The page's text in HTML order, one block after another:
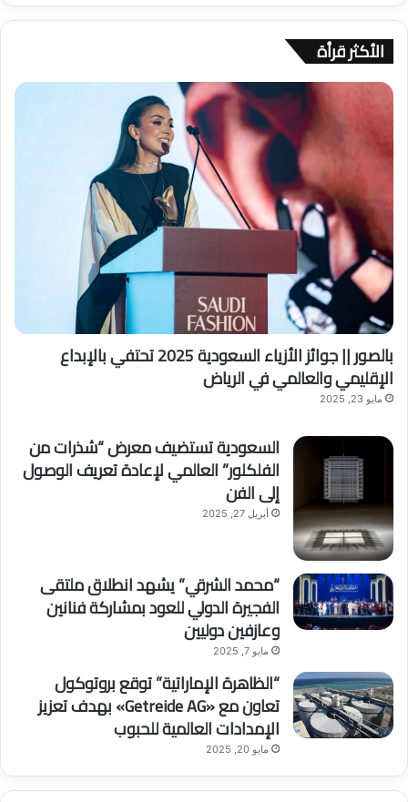
ح
الأكثر قرأة
بالصور || جوائز الأزياء السعودية 2025 تحتفي بالإبداع
الإقليمي والعالمي في الرياض
مايو 23, 2025
السعودية تستضيف معرض “شذرات من
الفلكلور” العالمي لإعادة تعريف الوصول
إلى الفن
أبريل 27, 2025
“محمد الشرقي” يشهد انطلاق ملتقى
الفجيرة الدولي للعود بمشاركة فنانين
وعازفين دوليين
مايو 7, 2025
“الظاهرة الإماراتية” توقع بروتوكول
تعاون مع «Getreide AG» بهدف تعزيز
الإمدادات العالمية للحبوب
مايو 20, 2025